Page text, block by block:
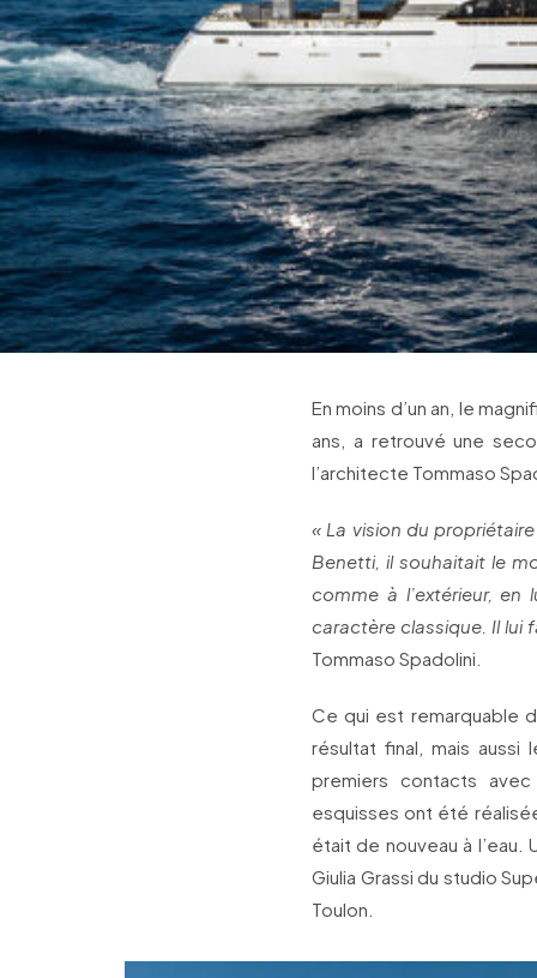
En moins d’un an, le
ans, a retrouvé une
l’architecte Tommaso
« La vision du
Benetti, il souhaitait le
comme à l’extérieur,
caractère classique. Il lui
Tommaso Spadolini.
Ce qui est remarquable
résultat final, mais aussi
premiers contacts
esquisses ont été
était de nouveau à
Giulia Grassi du studio
Toulon.